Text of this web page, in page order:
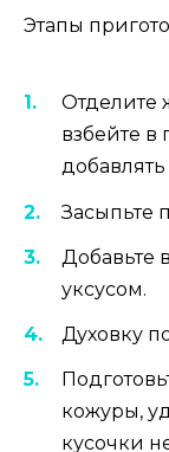
Этапы
Отделите
взбейте в
Засыпьте
Добавьте
уксусом.
Духовку
кожуры,
кусочки